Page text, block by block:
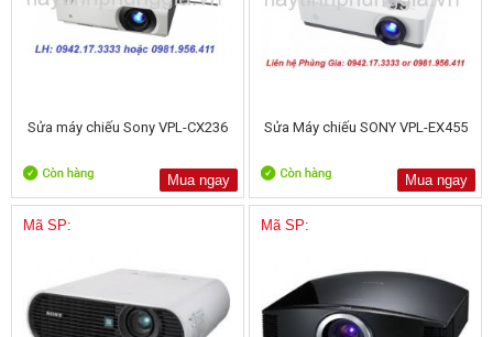
Sửa máy chiếu Sony VPL-CX236
Mua ngay
Sửa Máy chiếu SONY VPL-EX455
Mua ngay
Mã SP: Mã SP: